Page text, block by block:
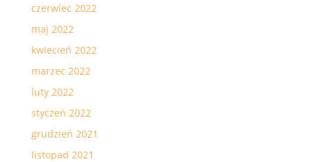
czerwiec 2022
maj 2022
kwiecień 2022
marzec 2022
luty 2022
styczeń 2022
grudzień 2021
listopad 2021